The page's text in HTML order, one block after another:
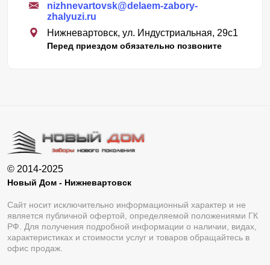
nizhnevartovsk@delaem-zabory-
zhalyuzi.ru
Нижневартовск, ул. Индустриальная, 29с1
Перед приездом обязательно позвоните
© 2014-2025
Новый Дом - Нижневартовск
Сайт носит исключительно информационный характер и не
является публичной офертой, определяемой положениями ГК
РФ. Для получения подробной информации о наличии, видах,
характеристиках и стоимости услуг и товаров обращайтесь в
офис продаж.